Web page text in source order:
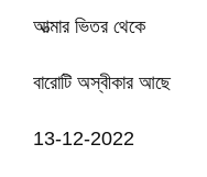
আত্মার ভিতর থেকে
বারোটি অস্বীকার আছে
13-12-2022